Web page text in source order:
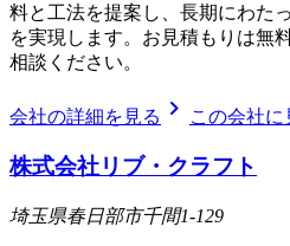
料と工法を提案し、長期にわた
を実現します。お見積もりは無
相談ください。
会社の詳細を見る chevron_right この会社に
株式会社リブ・クラフト
埼玉県春日部市千間1-129